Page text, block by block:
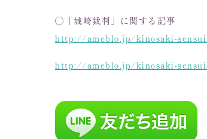
◯ 「城崎裁判」に関する記事
http://ameblo.jp/kinosaki-
http://ameblo.jp/kinosaki-